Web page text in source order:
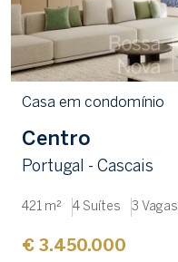
Casa em condomínio
Centro
Portugal - Cascais
421 m² 4 Suítes 3 Vagas
€ 3.450.000